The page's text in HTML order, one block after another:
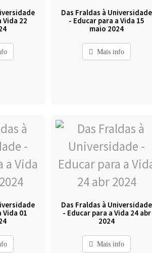
Vida 22
Das Fraldas à Universidade
- Educar para a Vida 15
maio 2024
Mais info
Vida 01
Das Fraldas à Universidade
- Educar para a Vida 24 abr
2024
Mais info